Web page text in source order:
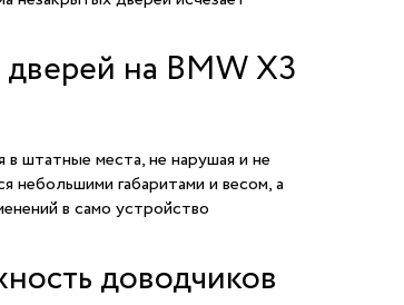
дверей на BMW X3
штатные места, не нарушая и не
небольшими габаритами и весом, а
в само устройство
доводчиков